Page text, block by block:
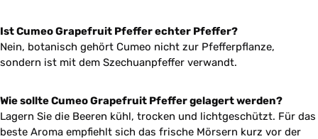
Ist Cumeo Grapefruit Pfeffer echter Pfeffer?
Nein, botanisch gehört Cumeo nicht zur Pfefferpflanze,
sondern ist mit dem Szechuanpfeffer verwandt.
Wie sollte Cumeo Grapefruit Pfeffer gelagert werden?
Lagern Sie die Beeren kühl, trocken und lichtgeschützt. Für das
beste Aroma empfiehlt sich das frische Mörsern kurz vor der